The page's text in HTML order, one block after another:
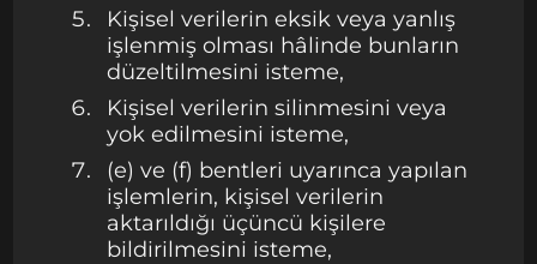
Kişisel verilerin eksik veya yanlış
işlenmiş olması hâlinde bunların
düzeltilmesini isteme,
Kişisel verilerin silinmesini veya
yok edilmesini isteme,
(e) ve (f) bentleri uyarınca yapılan
işlemlerin, kişisel verilerin
aktarıldığı üçüncü kişilere
bildirilmesini isteme,